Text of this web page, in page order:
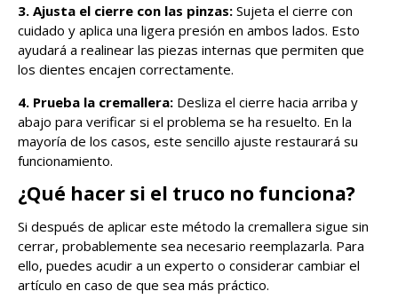
3. Ajusta el cierre con las pinzas: Sujeta el cierre con
cuidado y aplica una ligera presión en ambos lados. Esto
ayudará a realinear las piezas internas que permiten que
los dientes encajen correctamente.
4. Prueba la cremallera: Desliza el cierre hacia arriba y
abajo para verificar si el problema se ha resuelto. En la
mayoría de los casos, este sencillo ajuste restaurará su
funcionamiento.
¿Qué hacer si el truco no funciona?
Si después de aplicar este método la cremallera sigue sin
cerrar, probablemente sea necesario reemplazarla. Para
ello, puedes acudir a un experto o considerar cambiar el
artículo en caso de que sea más práctico.